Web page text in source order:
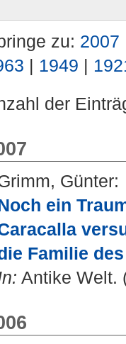
zu: 2007
| 1949 |
der
Günter:
ein
Familie
Antike Welt.